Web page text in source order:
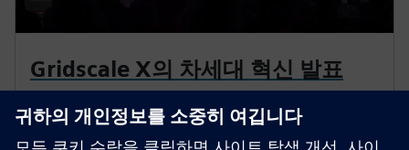
Gridscale X의 차세대 혁신 발표
지멘스는 암스테르담에서 열린 그리드 소프트웨어 서
밋에서 Gridscale X 플랫폼의 차세대 혁신을 발표하면